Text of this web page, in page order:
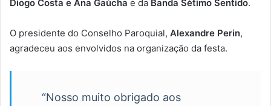
Diogo Costa e Ana Gaúcha e da Banda Sétimo Sentido.
O presidente do Conselho Paroquial, Alexandre Perin,
agradeceu aos envolvidos na organização da festa.
“Nosso muito obrigado aos